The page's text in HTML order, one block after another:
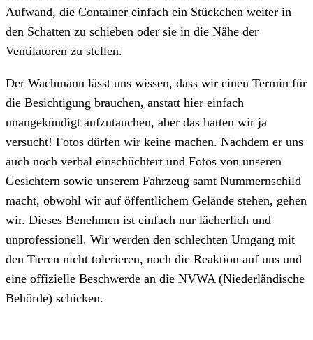
Aufwand, die Container einfach ein Stückchen weiter in
den Schatten zu schieben oder sie in die Nähe der
Ventilatoren zu stellen.
Der Wachmann lässt uns wissen, dass wir einen Termin für
die Besichtigung brauchen, anstatt hier einfach
unangekündigt aufzutauchen, aber das hatten wir ja
versucht! Fotos dürfen wir keine machen. Nachdem er uns
auch noch verbal einschüchtert und Fotos von unseren
Gesichtern sowie unserem Fahrzeug samt Nummernschild
macht, obwohl wir auf öffentlichem Gelände stehen, gehen
wir. Dieses Benehmen ist einfach nur lächerlich und
unprofessionell. Wir werden den schlechten Umgang mit
den Tieren nicht tolerieren, noch die Reaktion auf uns und
eine offizielle Beschwerde an die NVWA (Niederländische
Behörde) schicken.